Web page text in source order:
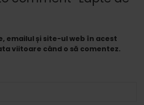
emailul și site-ul web în acest
viitoare când o să comentez.